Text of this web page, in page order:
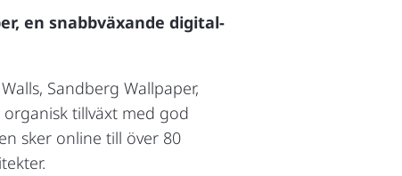
en snabbväxande digital-
Sandberg Wallpaper,
tillväxt med god
sker online till över 80